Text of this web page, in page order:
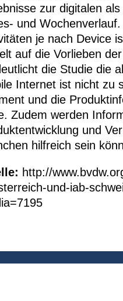
zur digitalen
und
je nach Device
auf die Vorlieben
die Studie die
Internet ist nicht zu
und die
Zudem werden
und
hilfreich sein
http://
und-iab-